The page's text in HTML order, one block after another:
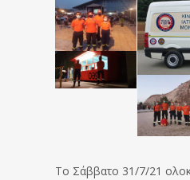
Το Σάββατο 31/7/21